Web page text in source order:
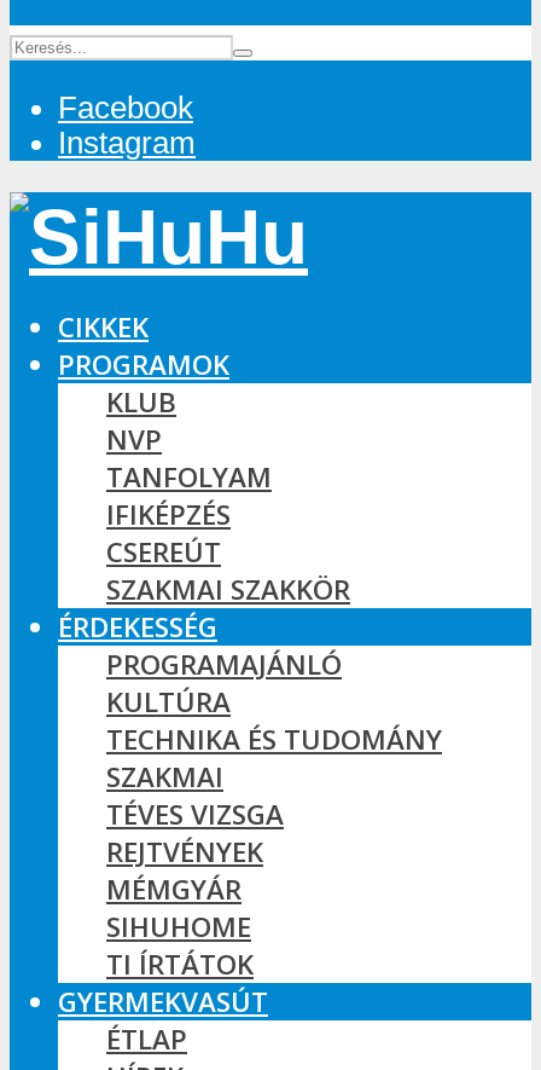
Facebook
Instagram
CIKKEK
PROGRAMOK
KLUB
NVP
TANFOLYAM
IFIKÉPZÉS
CSEREÚT
SZAKMAI SZAKKÖR
ÉRDEKESSÉG
PROGRAMAJÁNLÓ
KULTÚRA
TECHNIKA ÉS TUDOMÁNY
SZAKMAI
TÉVES VIZSGA
REJTVÉNYEK
MÉMGYÁR
SIHUHOME
TI ÍRTÁTOK
GYERMEKVASÚT
ÉTLAP